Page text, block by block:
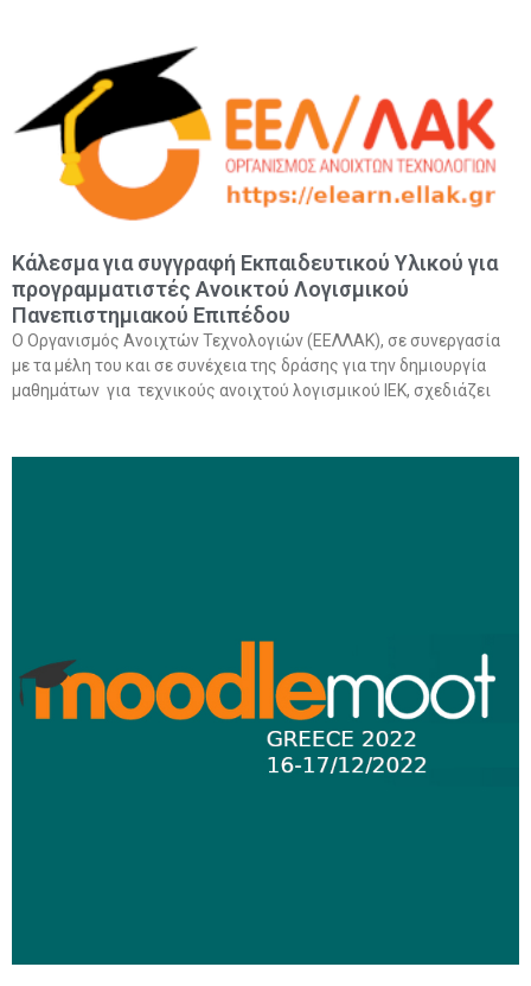
Κάλεσμα για συγγραφή Εκπαιδευτικού Υλικού για
προγραμματιστές Ανοικτού Λογισμικού
Πανεπιστημιακού Επιπέδου
Ο Οργανισμός Ανοιχτών Τεχνολογιών (ΕΕΛΛΑΚ), σε συνεργασία
με τα μέλη του και σε συνέχεια της δράσης για την δημιουργία
μαθημάτων για τεχνικούς ανοιχτού λογισμικού ΙΕΚ, σχεδιάζει